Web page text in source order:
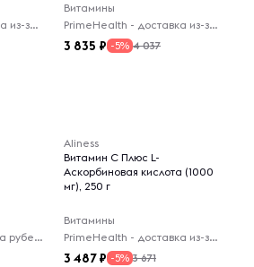
PrimeHealth - доставка из-за рубежа
Витамины
PrimeHealth - доставка из-за рубежа
3 835 -5% 4 037
Virelle - доставка из-за рубежа
Aliness
Витамин C Плюс L-
Аскорбиновая кислота (1000
мг), 250 г
Витамины
PrimeHealth - доставка из-за рубежа
3 487 -5% 3 671